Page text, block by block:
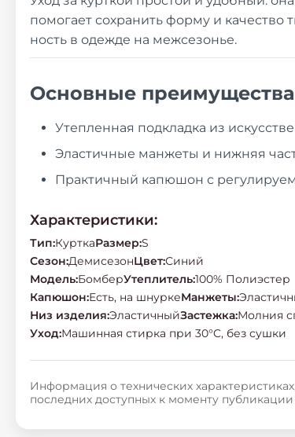
помогает сохранить форму и качество
ность в одежде на межсезонье.
Основные
Утепленная подкладка из
Эластичные манжеты и нижняя
Практичный капюшон с
Характеристики:
Тип:КурткаРазмер:S
Сезон:ДемисезонЦвет:Синий
Модель:БомберУтеплитель:100% Полиэстер
Капюшон:Есть, на шнуркеМанжеты:
Низ изделия:ЭластичныйЗастежка:Молния
Уход:Машинная стирка при 30°C, без сушки
Информация о технических
последних доступных к моменту